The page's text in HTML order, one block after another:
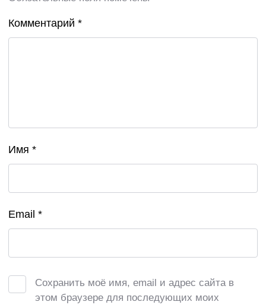
Комментарий *
Имя *
Email *
Сохранить моё имя, email и адрес сайта в
этом браузере для последующих моих